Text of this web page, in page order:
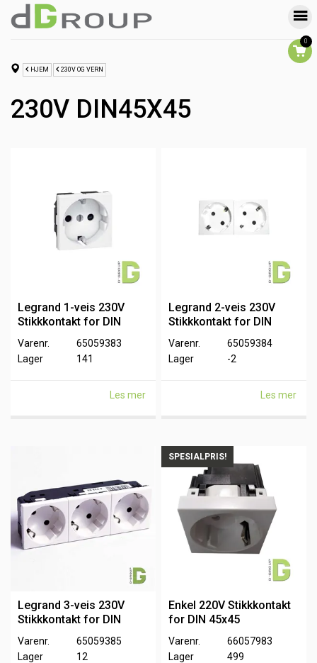
0
HJEM 230V OG VERN
230V DIN45X45
Legrand 1-veis 230V
Stikkkontakt for DIN
Varenr.
65059383
Lager
141
Les mer
Legrand 2-veis 230V
Stikkkontakt for DIN
Varenr.
65059384
Lager
-2
Les mer
Legrand 3-veis 230V
Stikkkontakt for DIN
45x45
Varenr.
65059385
Lager
12
SPESIALPRIS!
Enkel 220V Stikkkontakt
for DIN 45x45
Varenr.
66057983
Lager
499